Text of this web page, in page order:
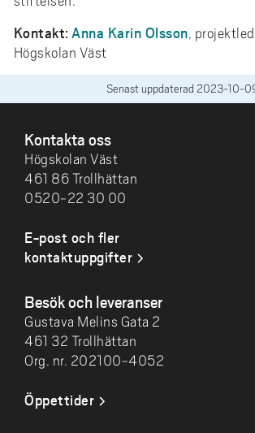
Kontakt: Anna Karin Olsson,
Högskolan Väst
Senast uppdaterad 2023-10-
Kontakta oss
Högskolan Väst
461 86 Trollhättan
0520-22 30 00
E-post och fler
kontaktuppgifter
Besök och leveranser
Gustava Melins Gata 2
461 32 Trollhättan
Org. nr. 202100-4052
Öppettider